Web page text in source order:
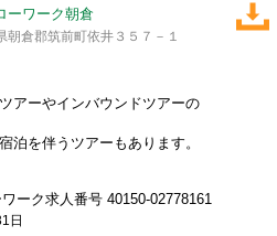
ーワーク朝倉
倉郡筑前町依井３５７－１
アーやインバウンドツアーの
泊を伴うツアーもあります。
ーク求人番号 40150-02778161
日